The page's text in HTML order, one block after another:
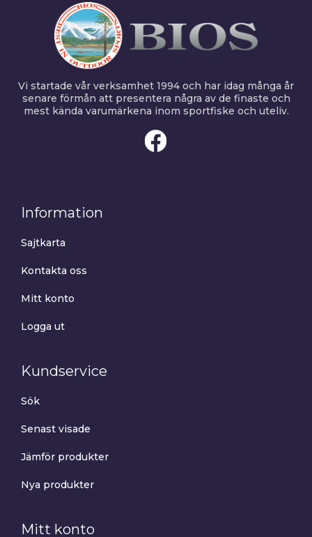
Vi startade vår verksamhet 1994 och har idag många år
senare förmån att presentera några av de finaste och
mest kända varumärkena inom sportfiske och uteliv.
Information
Sajtkarta
Kontakta oss
Mitt konto
Logga ut
Kundservice
Sök
Senast visade
Jämför produkter
Nya produkter
Mitt konto